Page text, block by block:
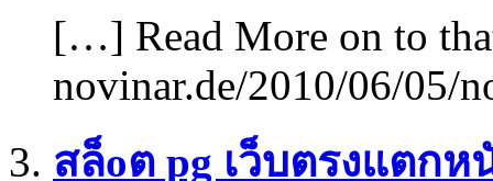
[…] Read More on to
novinar.de/2010/06/
สล็oต pg เว็บตรงแตกห